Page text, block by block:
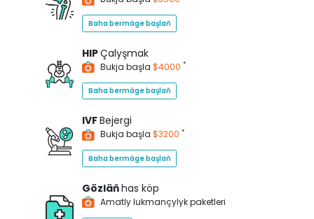
Baha bermäge başlaň
HIPÇalyşmak
Bukja başla $4000 *
Baha bermäge başlaň
IVFBejergi
Bukja başla $3200 *
Baha bermäge başlaň
Gözläňhas köp
Amatly lukmançylyk paketleri